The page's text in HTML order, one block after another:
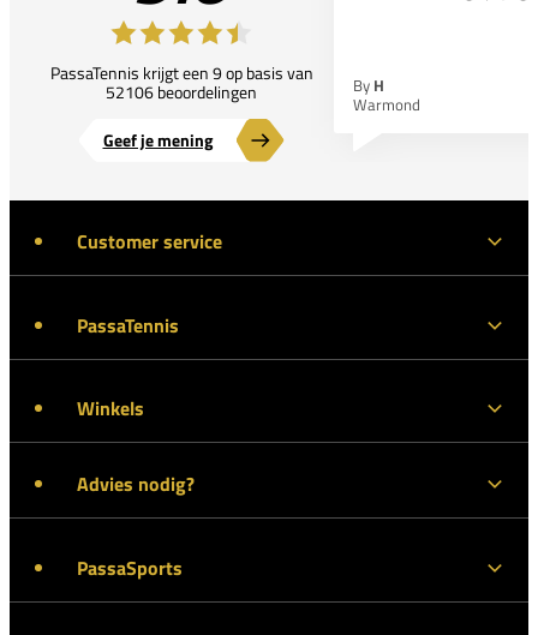
PassaTennis krijgt een 9 op basis van
52106 beoordelingen
Geef je mening
By H
Warmond
Customer service
PassaTennis
Winkels
Advies nodig?
PassaSports